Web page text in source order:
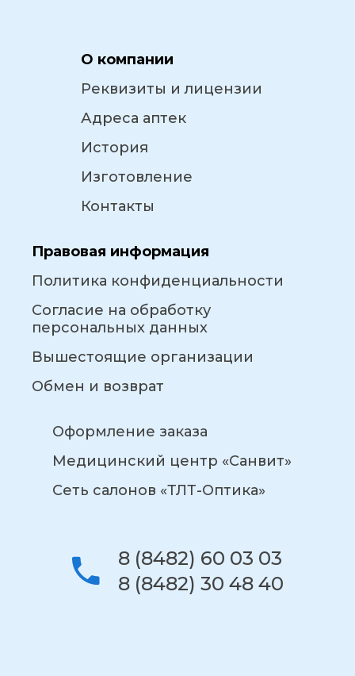
О компании
Реквизиты и лицензии
Адреса аптек
История
Изготовление
Контакты
Правовая информация
Политика конфиденциальности
Согласие на обработку
персональных данных
Вышестоящие организации
Обмен и возврат
Оформление заказа
Медицинский центр «Санвит»
Сеть салонов «ТЛТ-Оптика»
8 (8482) 60 03 03
8 (8482) 30 48 40